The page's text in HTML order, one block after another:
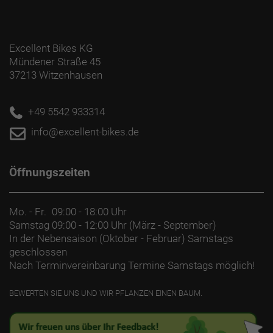
Excellent Bikes KG
Mündener Straße 45
37213 Witzenhausen
+49 5542 933314
info@excellent-bikes.de
Öffnungszeiten
Mo. - Fr. 09:00 - 18:00 Uhr
Samstag 09:00 - 12:00 Uhr (März - September)
In der Nebensaison (Oktober - Februar) Samstags
geschlossen
Nach Terminvereinbarung Termine Samstags möglich!
BEWERTEN SIE UNS UND WIR PFLANZEN EINEN BAUM.